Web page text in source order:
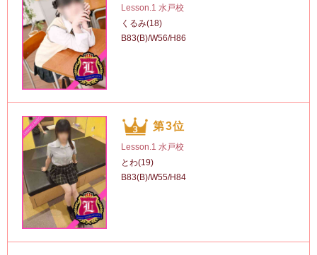
Lesson.1 水戸校
くるみ(18)
B83(B)/W56/H86
第3位
Lesson.1 水戸校
とわ(19)
B83(B)/W55/H84